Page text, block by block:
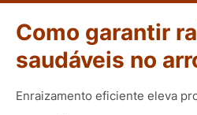
Como garantir
saudáveis no
Enraizamento eficiente eleva